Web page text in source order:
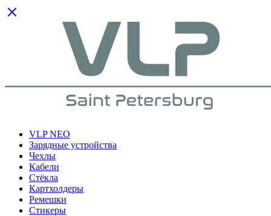
VLP NEO
Зарядные устройства
Чехлы
Кабели
Cтёкла
Картхолдеры
Ремешки
Стикеры